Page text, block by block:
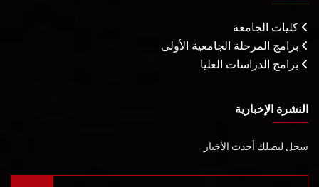
كليات الجامعة
برامج المرحلة الجامعية الأولى
برامج الدراسات العليا
النشرة الإخبارية
سجل ليصلك أحدث الأخبار